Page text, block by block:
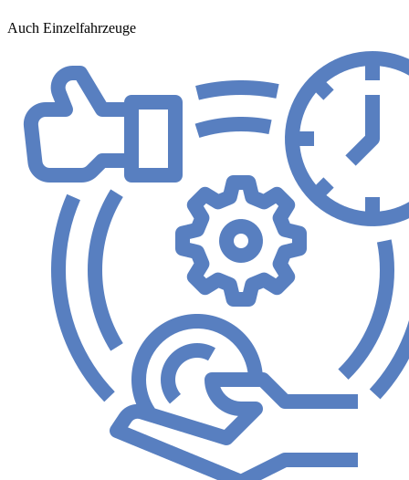
Auch Einzelfahrzeuge